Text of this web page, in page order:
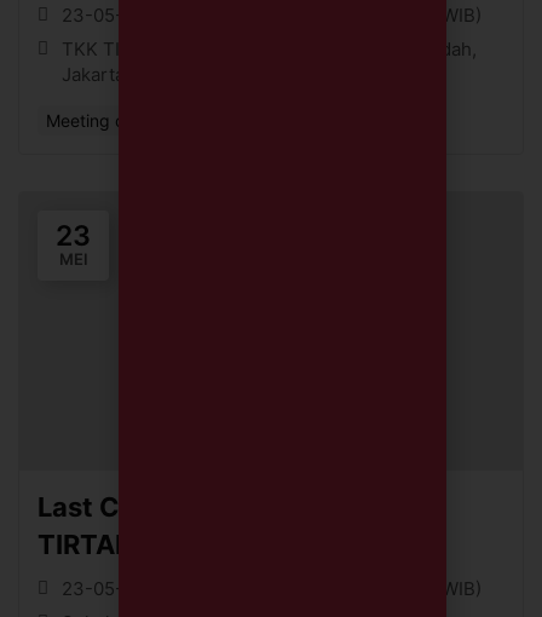
23-05-26 || 09:00 (WIB) - 23-05-26 || 11:00 (WIB)
TKK TIRTAMARTA BPK PENABUR Pondok Indah,
Jakarta Selatan
Meeting or Networking Event
23
MEI
Last Call PSB 2026/2027
TIRTAMARTA BPK PENABUR
23-05-26 || 09:00 (WIB) - 23-05-26 || 11:00 (WIB)